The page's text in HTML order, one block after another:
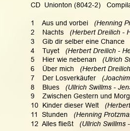
CD  Unionton (8042-2)
1    Aus und vorbei (Henning
2    Nachts (Herbert Dreilich -
3    Gib dir selber eine Chance
4    Tuyet (Herbert Dreilich -
5    Hier wie nebenan (Ulrich
6    Über mich (Herbert
7    Der Losverkäufer
8    Blues
(Ullrich Swillms -
9    Zwischen Gestern und
10  Kinder dieser Welt
11  Stunden (Henning
12  Alles fließt
(Ullrich Swillms